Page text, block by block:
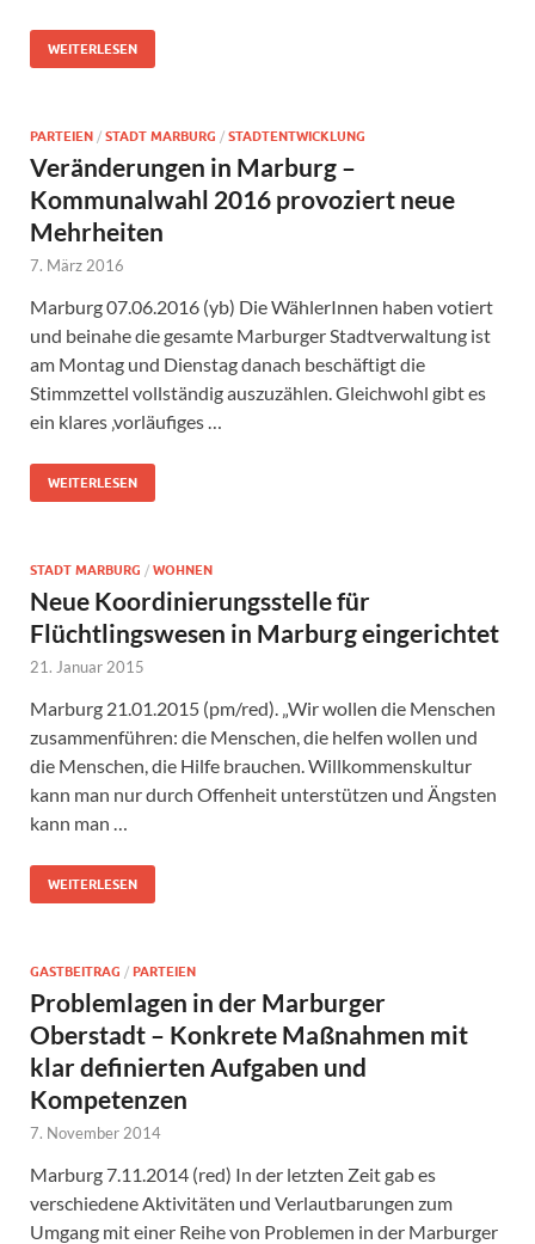
WEITERLESEN
PARTEIEN / STADT MARBURG / STADTENTWICKLUNG
Veränderungen in Marburg –
Kommunalwahl 2016 provoziert neue
Mehrheiten
7. März 2016
Marburg 07.06.2016 (yb) Die WählerInnen haben votiert
und beinahe die gesamte Marburger Stadtverwaltung ist
am Montag und Dienstag danach beschäftigt die
Stimmzettel vollständig auszuzählen. Gleichwohl gibt es
ein klares ‚vorläufiges …
WEITERLESEN
STADT MARBURG / WOHNEN
Neue Koordinierungsstelle für
Flüchtlingswesen in Marburg eingerichtet
21. Januar 2015
Marburg 21.01.2015 (pm/red). „Wir wollen die Menschen
zusammenführen: die Menschen, die helfen wollen und
die Menschen, die Hilfe brauchen. Willkommenskultur
kann man nur durch Offenheit unterstützen und Ängsten
kann man …
WEITERLESEN
GASTBEITRAG / PARTEIEN
Problemlagen in der Marburger
Oberstadt – Konkrete Maßnahmen mit
klar definierten Aufgaben und
Kompetenzen
7. November 2014
Marburg 7.11.2014 (red) In der letzten Zeit gab es
verschiedene Aktivitäten und Verlautbarungen zum
Umgang mit einer Reihe von Problemen in der Marburger